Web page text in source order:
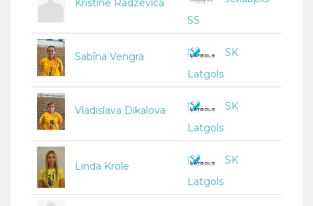
Kristīne Radzēviča
SS
Sabīna Vengra
SK
Latgols
Vladislava Dikalova
SK
Latgols
Linda Krole
SK
Latgols